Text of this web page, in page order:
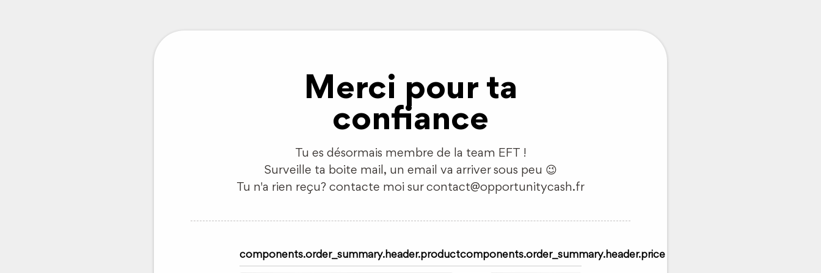
Merci pour ta
confiance
Tu es désormais membre de la team EFT !
Surveille ta boite mail, un email va arriver sous peu 😉
Tu n'a rien reçu? contacte moi sur contact@opportunitycash.fr
components.order_summary.header.productcomponents.order_summary.header.price